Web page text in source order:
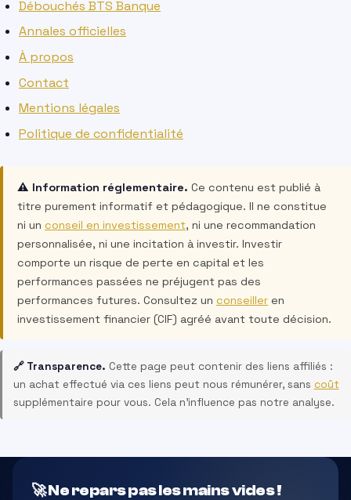
Débouchés BTS Banque
Annales officielles
À propos
Contact
Mentions légales
Politique de confidentialité
⚠️ Information réglementaire. Ce contenu est publié à
titre purement informatif et pédagogique. Il ne constitue
ni un conseil en investissement, ni une recommandation
personnalisée, ni une incitation à investir. Investir
comporte un risque de perte en capital et les
performances passées ne préjugent pas des
performances futures. Consultez un conseiller en
investissement financier (CIF) agréé avant toute décision.
🔗 Transparence. Cette page peut contenir des liens affiliés :
un achat effectué via ces liens peut nous rémunérer, sans coût
supplémentaire pour vous. Cela n’influence pas notre analyse.
🚀 Ne repars pas les mains vides !